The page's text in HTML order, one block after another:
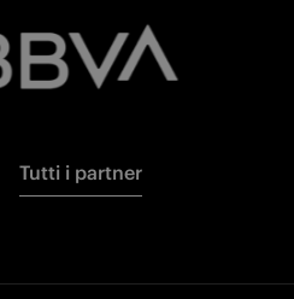
Tutti i partner